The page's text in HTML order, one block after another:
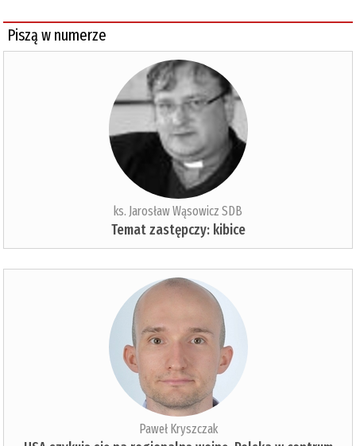
Piszą w numerze
ks. Jarosław Wąsowicz SDB
Temat zastępczy: kibice
Paweł Kryszczak